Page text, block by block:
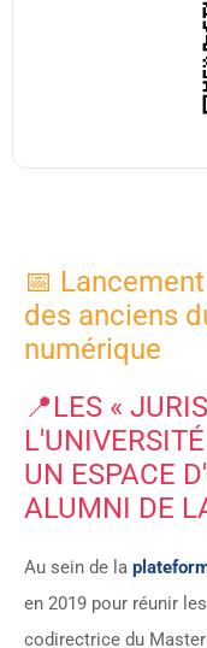
📅
des anciens
numérique
📍LES «
UN ESPACE
ALUMNI DE
Au sein de la
en 2019 pour réunir
codirectrice du